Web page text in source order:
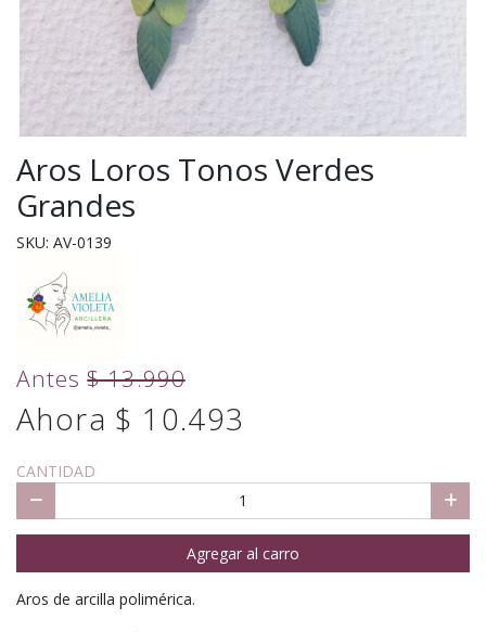
Aros Loros Tonos Verdes
Grandes
SKU: AV-0139
Antes$ 13.990
Ahora $ 10.493
CANTIDAD
Agregar al carro
Aros de arcilla polimérica.